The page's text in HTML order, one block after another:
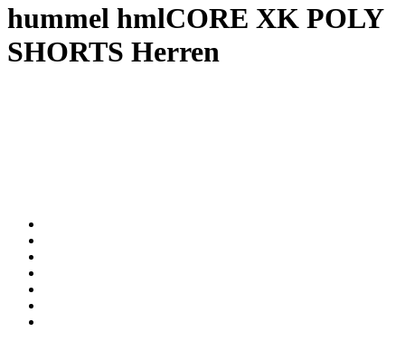
hummel hmlCORE XK POLY
SHORTS Herren